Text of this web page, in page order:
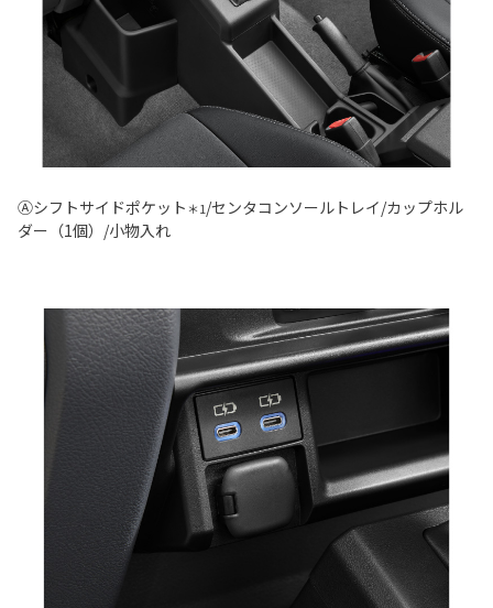
Ⓐシフトサイドポケット ＊1/センタコンソールトレイ/カップホル
ダー（1個）/小物入れ